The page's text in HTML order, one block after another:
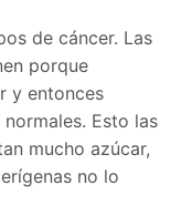
de cáncer. Las
porque
y entonces
Esto las
mucho azúcar,
no lo